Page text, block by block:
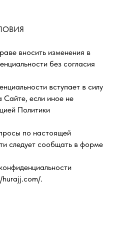
вносить изменения в
без согласия
вступает в силу
если иное не
Политики
по настоящей
следует сообщать в форме
.